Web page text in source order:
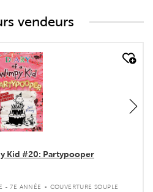
vendeurs
look
Kid #20: Partypooper
- 7E ANNÉE . COUVERTURE SOUPLE